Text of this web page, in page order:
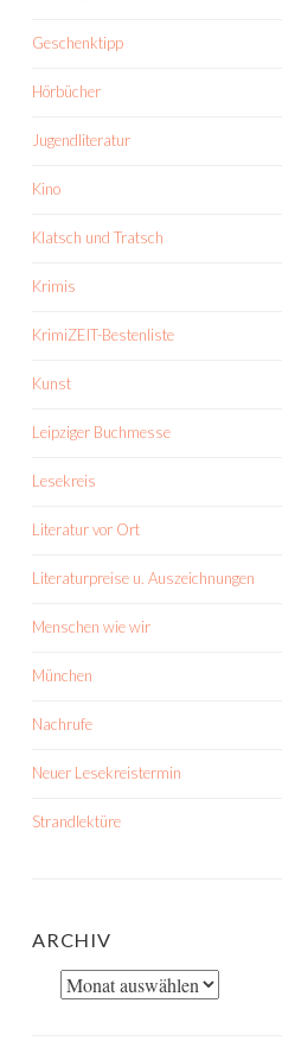
Geschenktipp
Hörbücher
Jugendliteratur
Kino
Klatsch und Tratsch
Krimis
KrimiZEIT-Bestenliste
Kunst
Leipziger Buchmesse
Lesekreis
Literatur vor Ort
Literaturpreise u. Auszeichnungen
Menschen wie wir
München
Nachrufe
Neuer Lesekreistermin
Strandlektüre
ARCHIV
Archiv